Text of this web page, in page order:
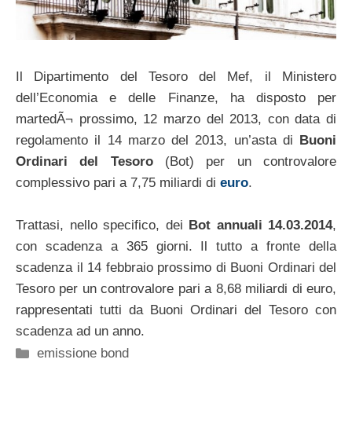
Il Dipartimento del Tesoro del Mef, il Ministero
dell’Economia e delle Finanze, ha disposto per
martedÃ¬ prossimo, 12 marzo del 2013, con data di
regolamento il 14 marzo del 2013, un’asta di
Buoni
Ordinari del Tesoro(Bot) per un controvalore
complessivo pari a 7,75 miliardi di euro.
Trattasi, nello specifico, dei Bot annuali 14.03.2014,
con scadenza a 365 giorni. Il tutto a fronte della
scadenza il 14 febbraio prossimo di Buoni Ordinari del
Tesoro per un controvalore pari a 8,68 miliardi di euro,
rappresentati tutti da Buoni Ordinari del Tesoro con
scadenza ad un anno.
Categorie
emissione bond